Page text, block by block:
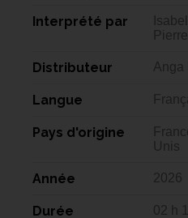
Interprété par
Distributeur Anga
Langue
Pays d'origine
Unis
Année 2026
Durée 02 h